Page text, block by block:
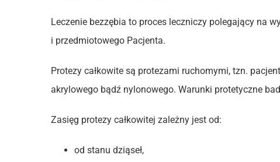
Leczenie bezzębia to proces leczniczy polegający na
i przedmiotowego Pacjenta.
Protezy całkowite są protezami ruchomymi, tzn.
akrylowego bądź nylonowego. Warunki protetyczne
Zasięg protezy całkowitej zależny jest od:
od stanu dziąseł,